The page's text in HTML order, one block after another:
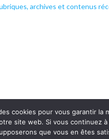
archives et contenus
cookies pour vous garantir la
site web. Si vous continuez
que vous en êtes